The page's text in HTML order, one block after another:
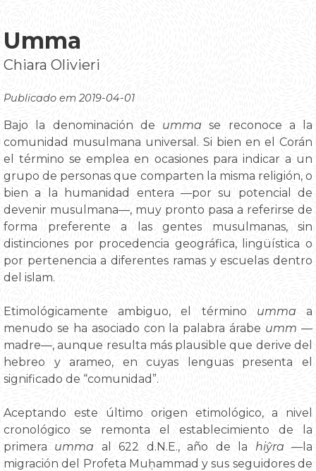
Umma
Chiara Olivieri
Publicado em 2019-04-01
Bajo la denominación de umma se reconoce a la
comunidad musulmana universal. Si bien en el Corán
el término se emplea en ocasiones para indicar a un
grupo de personas que comparten la misma religión, o
bien a la humanidad entera —por su potencial de
devenir musulmana—, muy pronto pasa a referirse de
forma preferente a las gentes musulmanas, sin
distinciones por procedencia geográfica, lingüística o
por pertenencia a diferentes ramas y escuelas dentro
del islam.
Etimológicamente ambiguo, el término umma a
menudo se ha asociado con la palabra árabe umm —
madre—, aunque resulta más plausible que derive del
hebreo y arameo, en cuyas lenguas presenta el
significado de “comunidad”.
Aceptando este último origen etimológico, a nivel
cronológico se remonta el establecimiento de la
primera umma al 622 d.N.E., año de la hiŷra —la
migración del Profeta Muḥammad y sus seguidores de